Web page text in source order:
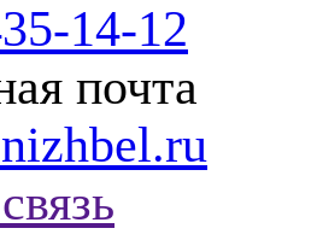
14-12
почта